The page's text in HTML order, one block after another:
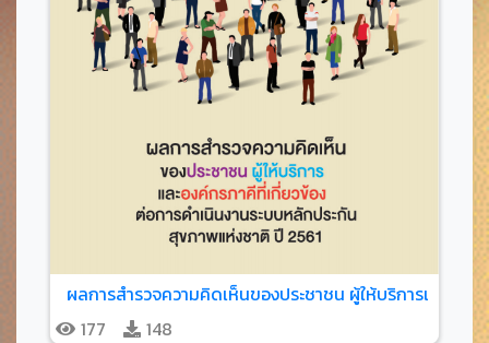
ผลการสำรวจความคิดเห็นของประชาชน ผู้ให้บริการและอ
177
148